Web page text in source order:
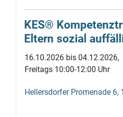
KES®
Eltern sozial
16.10.2026 bis 04.12.2026,
Freitags 10:00-12:00 Uhr
Hellersdorfer Promenade 6,